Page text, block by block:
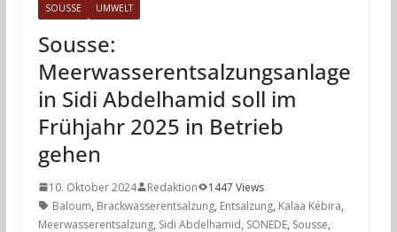
SOUSSE UMWELT
Sousse:
Meerwasserentsalzungsanlage
in Sidi Abdelhamid soll im
Frühjahr 2025 in Betrieb
gehen
10. Oktober 2024 Redaktion
1447 Views
Baloum, Brackwasserentsalzung, Entsalzung, Kalaa Kébira,
Meerwasserentsalzung, Sidi Abdelhamid, SONEDE, Sousse,